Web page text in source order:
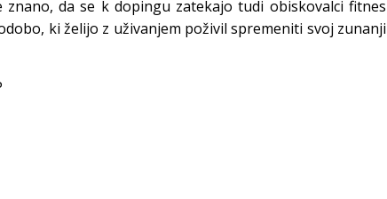
znano, da se k dopingu zatekajo tudi obiskovalci fitnes
ki želijo z uživanjem poživil spremeniti svoj zunanji